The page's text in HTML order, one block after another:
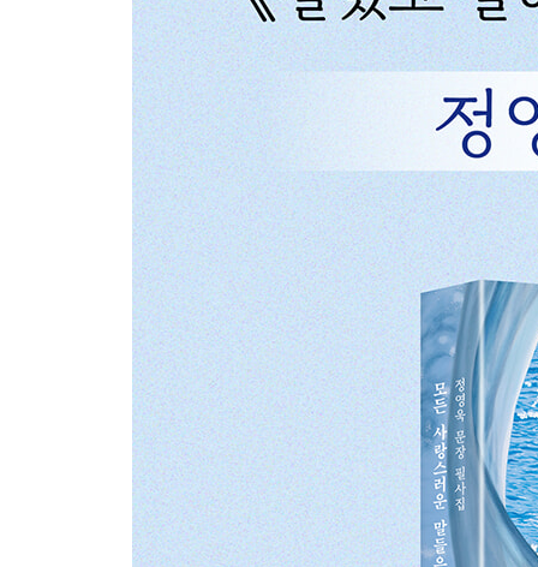
모든 심지를 다 태우는 것이 인간의 운명이다
그럼에도 빛이 있다고, 그러므로 아침이 있다고
시간에 얽매이지 않는 삶
생각을 줄이는 연습이 필요하다
사소한 목표부터 세워보자
당신은 존귀한 존재임이 분명하다
나는 어느 쪽에 더 가치를 둔 사람인가
자신을 응원하는 데에는 어떠한 명분도 필요 없다
PART 3. 만남이라는 무수한 결 안에서
나의 가치를 알아봐주는 사람의 보석으로
상대의 단점을 내 마음대로 고치고 싶을 때
관계의 방향성은 과거가 아닌 미래에 있다
소중할수록 더 자주 표현할 것
서툴더라도 괜찮은 방향으로 나아가기를
괜찮다고 말해주는 사람만 곁에 있다면
화를 내는 데에도 연습이 필요하다
사람이라는 상처, 사람이라는 연고